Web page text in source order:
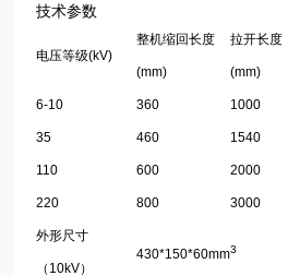
技术参数
电压等级(kV)
整机缩回长度
(mm)
拉开长度
(mm)
6-10 360 1000
35 460 1540
110 600 2000
220 800 3000
外形尺寸
（10kV）
430*150*60mm3